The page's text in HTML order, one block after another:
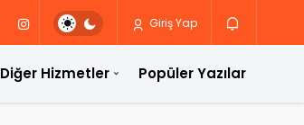
Giriş Yap
Diğer Hizmetler Popüler Yazılar